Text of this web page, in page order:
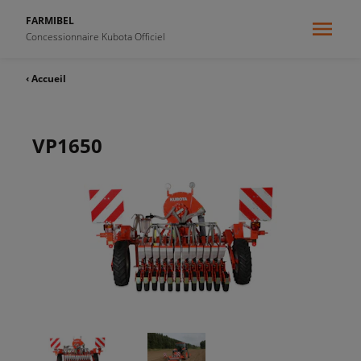
FARMIBEL
Concessionnaire Kubota Officiel
‹ Accueil
VP1650